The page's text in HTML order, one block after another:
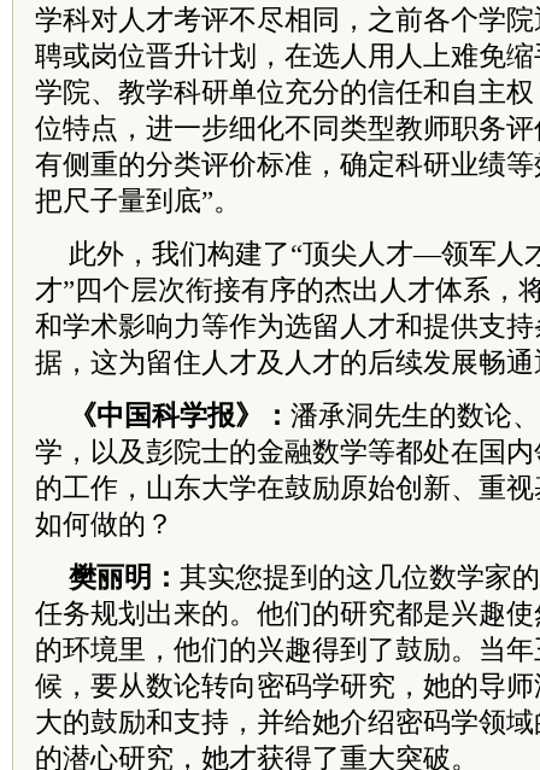
学科对人才考评不尽相同，之前各个学
聘或岗位晋升计划，在选人用人上难免
学院、教学科研单位充分的信任和自主
位特点，进一步细化不同类型教师职务
有侧重的分类评价标准，确定科研业绩
把尺子量到底”。
此外，我们构建了“顶尖人才—领军
才”四个层次衔接有序的杰出人才体系，
和学术影响力等作为选留人才和提供支
据，这为留住人才及人才的后续发展畅
《中国科学报》： 潘承洞先生的数论
学，以及彭院士的金融数学等都处在国
的工作，山东大学在鼓励原始创新、重
如何做的？
樊丽明： 其实您提到的这几位数学家
任务规划出来的。他们的研究都是兴趣
的环境里，他们的兴趣得到了鼓励。当
候，要从数论转向密码学研究，她的导
大的鼓励和支持，并给她介绍密码学领
的潜心研究，她才获得了重大突破。